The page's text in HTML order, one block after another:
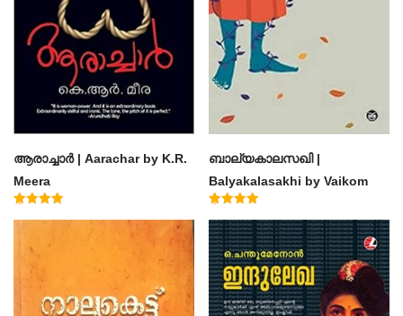
ആരാച്ചാര്‍ | Aarachar by K.R.
Meera
ബാല്യകാലസഖി |
Balyakalasakhi by Vaikom
Muhammad Basheer
4.60
out of 5